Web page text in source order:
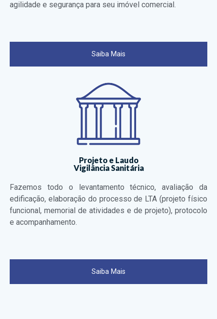
agilidade e segurança para seu imóvel comercial.
Saiba Mais
Projeto e Laudo
Vigilância Sanitária
Fazemos todo o levantamento técnico, avaliação da
edificação, elaboração do processo de LTA (projeto físico
funcional, memorial de atividades e de projeto), protocolo
e acompanhamento.
Saiba Mais